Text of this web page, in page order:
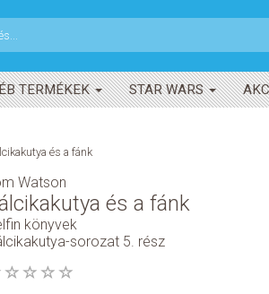
TERMÉKEK STAR WARS
és a fánk
Watson
és a fánk
könyvek
sorozat 5. rész